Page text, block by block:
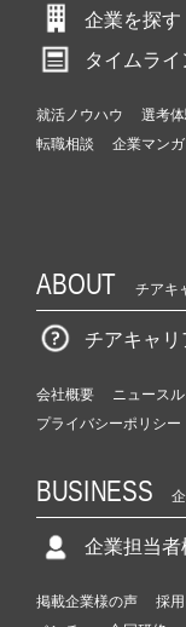
企業を探す
タイムライ
就活ノウハウ 選考
転職相談
企業マンガ
ABOUT チアキ
チアキャリ
会社概要 ニュース
プライバシーポリシー
BUSINESS
企業担当者
掲載企業様の声 採